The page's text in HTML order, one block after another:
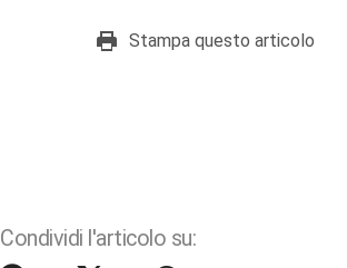
Stampa questo articolo
Condividi l'articolo su: